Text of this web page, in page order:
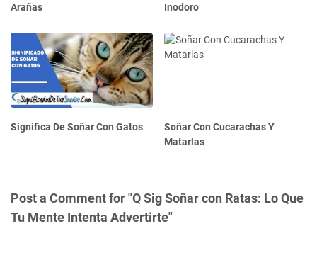
Arañas
Inodoro
Significa De Soñar Con Gatos
Soñar Con Cucarachas Y
Matarlas
Post a Comment for "Q Sig Soñar con Ratas: Lo Que
Tu Mente Intenta Advertirte"